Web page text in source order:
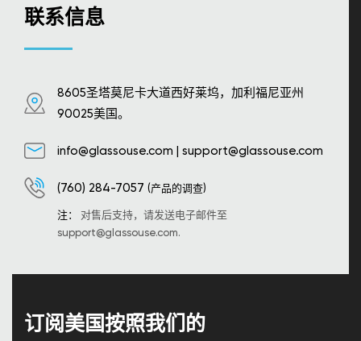
联系信息
8605圣塔莫尼卡大道西好莱坞，加利福尼亚州
90025美国。
info@glassouse.com | support@glassouse.com
(760) 284-7057 (产品的调查)
注： 对售后支持，请发送电子邮件至
support@glassouse.com.
订阅美国按照我们的